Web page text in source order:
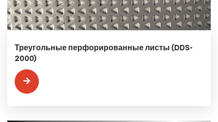
Треугольные перфорированные листы (DDS-
2000)